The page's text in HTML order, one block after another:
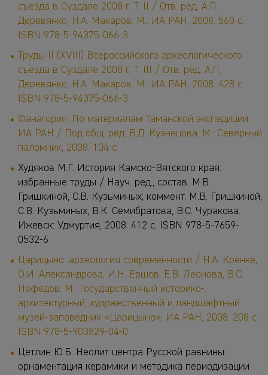
съезда в Суздале 2008 г. Т. II / Отв. ред. А.П.
Деревянко, Н.А. Макаров. М.: ИА РАН, 2008. 560 с.
ISBN 978-5-94375-066-3
Труды II (XVIII) Всероссийского археологического
съезда в Суздале 2008 г. Т. III / Отв. ред. А.П.
Деревянко, Н.А. Макаров. М.: ИА РАН, 2008. 428 с.
ISBN 978-5-94375-066-3
Фанагория. По материалам Таманской экспедиции
ИА РАН / Под общ. ред. В.Д. Кузнецова. М.: Северный
паломник, 2008. 104 с.
Худяков М.Г. История Камско-Вятского края:
избранные труды / Науч. ред., состав. М.В.
Гришкиной, С.В. Кузьминых; коммент. М.В. Гришкиной,
С.В. Кузьминых, В.К. Семибратова, В.С. Чуракова.
Ижевск: Удмуртия, 2008. 412 с. ISBN 978-5-7659-
0532-6
Царицыно: археология современности / Н.А. Кренке,
О.И. Александрова, И.Н. Ершов, Е.В. Леонова, В.С.
Нефедов. М.: Государственный историко-
архитектурный, художественный и ландшафтный
музей-заповедник «Царицыно»; ИА РАН, 2008. 208 с.
ISBN 978-5-903829-04-0
Цетлин Ю.Б. Неолит центра Русской равнины:
орнаментация керамики и методика периодизации